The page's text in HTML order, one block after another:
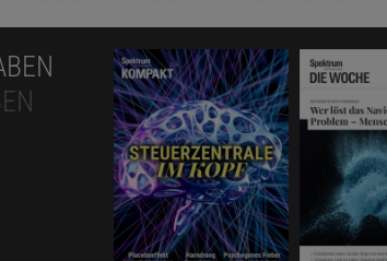
Tiergärten fordern – eine Diskussion,die
Natürlich können diese Einrichtungen die
natürlich wäre es erstrebenswert, dass
Verhältnis zur natürlichen Umwelt
eigentlichen Lebensräumen effektiver
ganz anders aus. Zahlreiche Arten